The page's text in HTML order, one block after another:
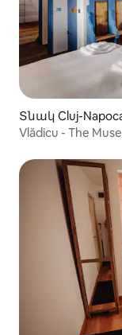
Տնակ Cluj-
Vlădicu - The